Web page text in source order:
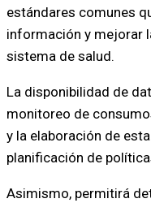
estándares comunes
información y mejorar
sistema de salud.
La disponibilidad de
monitoreo de
y la elaboración de
planificación de
Asimismo, permitirá